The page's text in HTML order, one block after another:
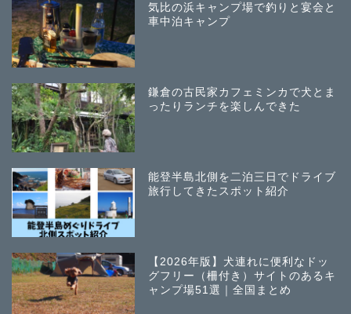
気比の浜キャンプ場で釣りと宴会と
車中泊キャンプ
鎌倉の古民家カフェミンカで犬とま
ったりランチを楽しんできた
能登半島北側を二泊三日でドライブ
旅行してきたスポット紹介
【2026年版】犬連れに便利なドッ
グフリー（柵付き）サイトのあるキ
ャンプ場51選｜全国まとめ